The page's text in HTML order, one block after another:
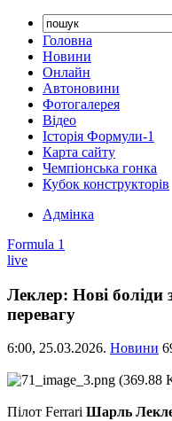
Головна
Новини
Онлайн
Автоновини
Фотогалерея
Відео
Історія Формули-1
Карта сайту
Чемпіонська гонка
Кубок конструкторів
Адмінка
Formula 1
live
Леклер: Нові
перевагу
6:00, 25.03.2026. Новини
Пілот Ferrari Шарль